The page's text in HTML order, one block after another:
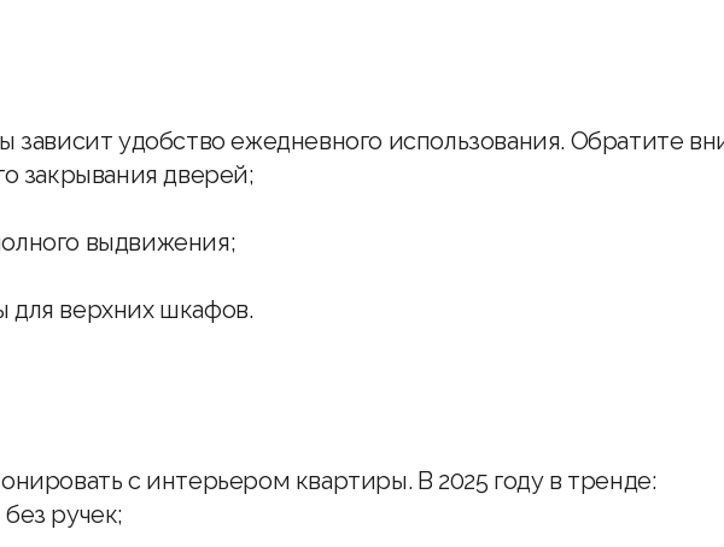
зависит удобство ежедневного использования. Обратите
закрывания дверей;
выдвижения;
верхних шкафов.
с интерьером квартиры. В 2025 году в тренде:
ручек;